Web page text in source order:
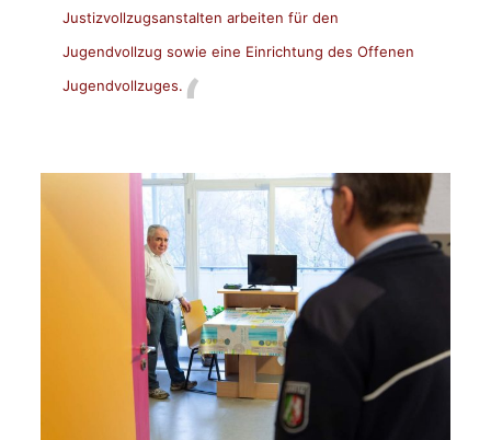
Justizvollzugsanstalten arbeiten für den
Jugendvollzug sowie eine Einrichtung des Offenen
Jugendvollzuges.